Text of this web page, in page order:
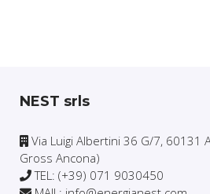
NEST srls
Via Luigi Albertini 36 G/7, 60131
Gross Ancona)
TEL: (+39) 071 9030450